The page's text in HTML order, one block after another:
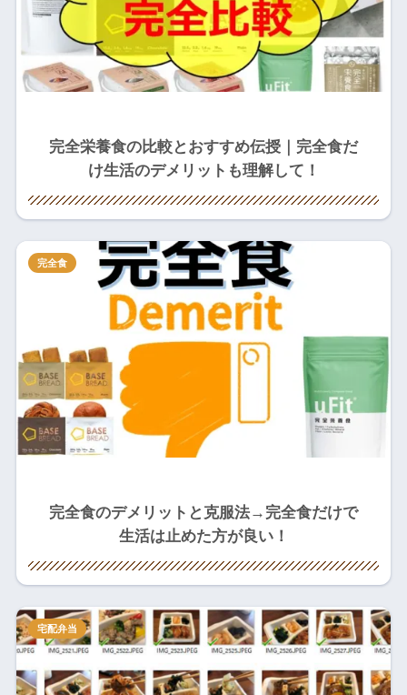
完全栄養食の比較とおすすめ伝授｜完全食だ
け生活のデメリットも理解して！
完全食のデメリットと克服法→完全食だけで
生活は止めた方が良い！
完全食
宅配弁当